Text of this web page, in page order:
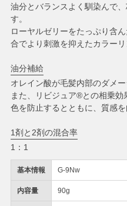
基本情報 G-9Nw
内容量 90g
油分とバランスよく馴染んで
す。
ローヤルゼリーをたっぷり含
合でより刺激を抑えたカラーリ
油分補給
オレイン酸が毛髪内部のダメー
また、リビジュア®との相乗
色を防止するとともに、質感を
1剤と2剤の混合率
1：1